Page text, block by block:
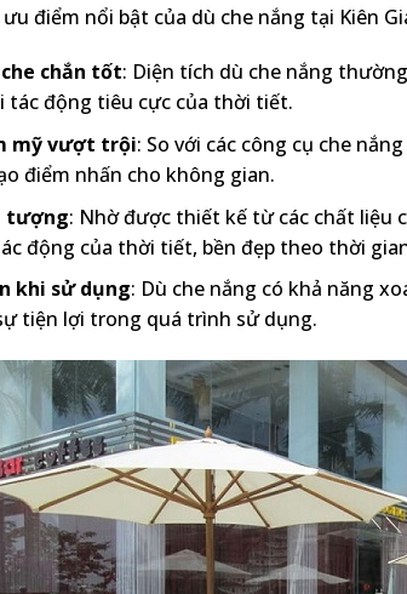
ưu điểm nổi bật của dù che nắng tại Kiên
chắn tốt: Diện tích dù che nắng
tác động tiêu cực của thời tiết.
mỹ vượt trội: So với các công cụ che
điểm nhấn cho không gian.
tượng: Nhờ được thiết kế từ các chất liệu
động của thời tiết, bền đẹp theo thời
khi sử dụng: Dù che nắng có khả năng
tiện lợi trong quá trình sử dụng.